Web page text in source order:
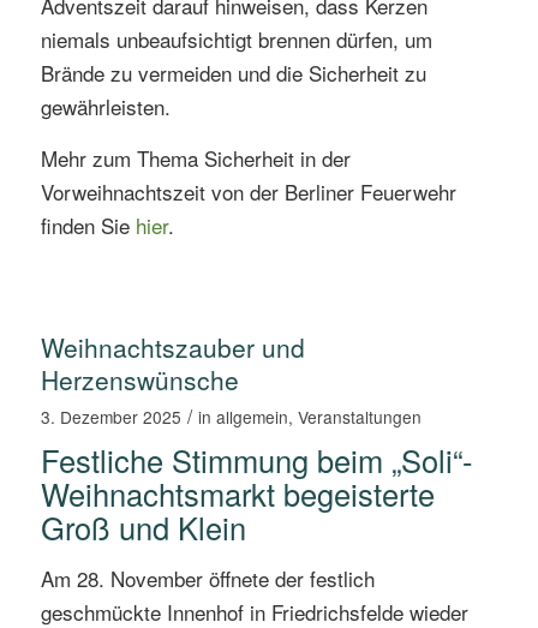
niemals unbeaufsichtigt brennen dürfen, um
Brände zu vermeiden und die Sicherheit zu
gewährleisten.
Mehr zum Thema Sicherheit in der
Vorweihnachtszeit von der Berliner Feuerwehr
finden Sie hier.
Weihnachtszauber und
Herzenswünsche
3. Dezember 2025 / in allgemein, Veranstaltungen
Festliche Stimmung beim „Soli“-
Weihnachtsmarkt begeisterte
Groß und Klein
Am 28. November öffnete der festlich
geschmückte Innenhof in Friedrichsfelde wieder